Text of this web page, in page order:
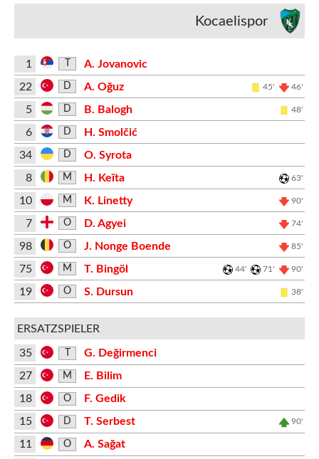
Kocaelispor
1
A. Jovanovic
22
D A. Oğuz 45' 46'
5 D B. Balogh 48'
6 D
H. Smolčić
34
D
O. Syrota
8
M H. Keïta 63'
10 M K. Linetty 90'
7 O D. Agyei 74'
98 O J. Nonge Boende 85'
75 M T. Bingöl 44' 71' 90'
19 O S. Dursun 38'
ERSATZSPIELER
35
G. Değirmenci
27
M
E. Bilim
18
O
F. Gedik
15
D T. Serbest 90'
11 O A. Sağat